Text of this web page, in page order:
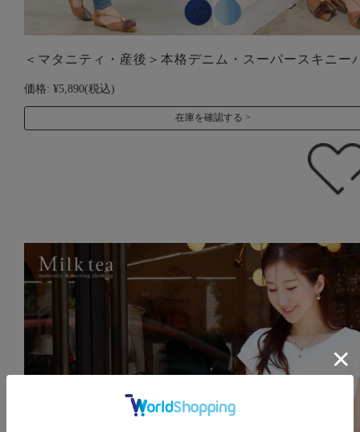
＜マタニティ・産後＞本格デニム・スーパースキニー
価格: ¥5,890(税込)
在庫を確認する